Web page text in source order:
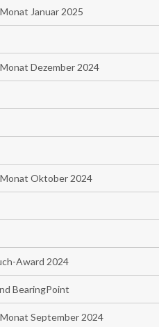
Januar 2025
Dezember 2024
Oktober 2024
Award 2024
BearingPoint
September 2024